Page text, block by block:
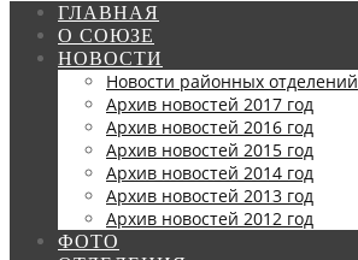
ГЛАВНАЯ
О СОЮЗЕ
НОВОСТИ
Новости районных отделений
Архив новостей 2017 год
Архив новостей 2016 год
Архив новостей 2015 год
Архив новостей 2014 год
Архив новостей 2013 год
Архив новостей 2012 год
ФОТО